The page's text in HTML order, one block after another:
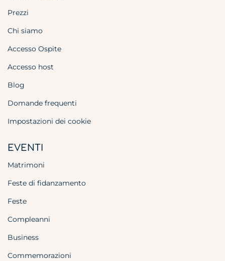
Prezzi
Chi siamo
Accesso Ospite
Accesso host
Blog
Domande frequenti
Impostazioni dei cookie
EVENTI
Matrimoni
Feste di fidanzamento
Feste
Compleanni
Business
Commemorazioni